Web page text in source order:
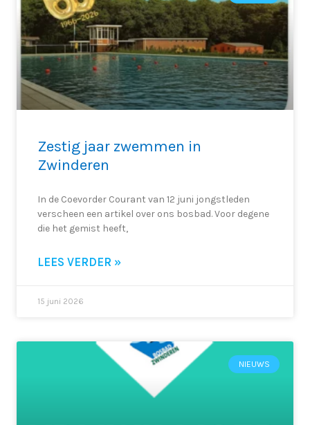
Zestig jaar zwemmen in
Zwinderen
In de Coevorder Courant van 12 juni jongstleden
verscheen een artikel over ons bosbad. Voor degene
die het gemist heeft,
LEES VERDER »
15 juni 2026
NIEUWS